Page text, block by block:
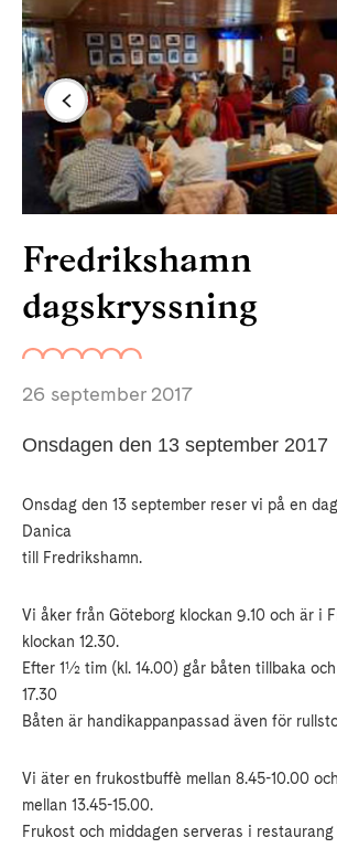
Fredrikshamn
dagskryssning
26 september 2017
Onsdagen den 13 september 2017
Onsdag den 13 september reser vi på en
Danica
till Fredrikshamn.
Vi åker från Göteborg klockan 9.10 och är i
klockan 12.30.
Efter 1½ tim (kl. 14.00) går båten tillbaka
17.30
Båten är handikappanpassad även för
Vi äter en frukostbuffè mellan 8.45-10.00
mellan 13.45-15.00.
Frukost och middagen serveras i restaurang